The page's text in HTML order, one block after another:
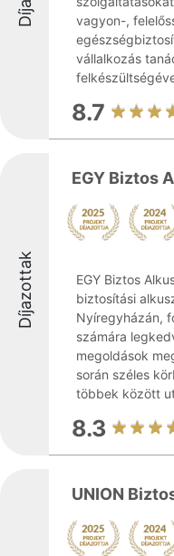
vagyon-,
vállalkozás
8.7
Díjazottak
EGY Biztos
EGY Biztos
biztosítási
Nyíregyházán,
számára
megoldások
során széles
többek között
8.3
UNION